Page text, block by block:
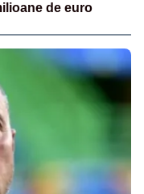
de euro